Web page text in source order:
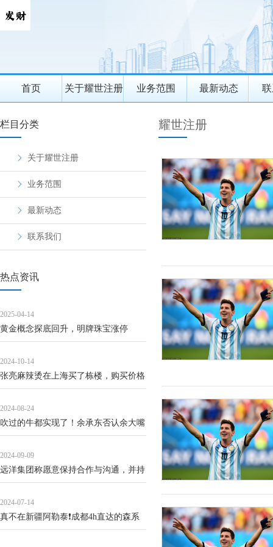
首页 关于耀世注册 业务范围 最新动态
栏目分类
关于耀世注册
业务范围
最新动态
联系我们
热点资讯
2025-04-14
黄金概念探底回升，明牌珠宝涨停
2024-10-14
张亮麻辣烫在上海买了栋楼，购买价格
2024-08-24
吹过的牛都实现了！余承东否认余大嘴
2024-09-09
远洋集团称愿意保持合作与沟通，并持
2024-07-14
真不在新疆阿勒泰❗️成都4h直达的森系
耀世注册